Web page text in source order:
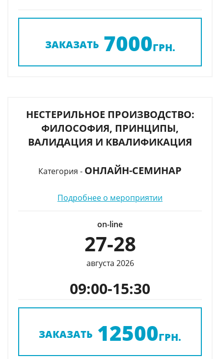
ЗАКАЗАТЬ 7000ГРН.
НЕСТЕРИЛЬНОЕ ПРОИЗВОДСТВО:
ФИЛОСОФИЯ, ПРИНЦИПЫ,
ВАЛИДАЦИЯ И КВАЛИФИКАЦИЯ
Категория - ОНЛАЙН-СЕМИНАР
Подробнее о мероприятии
on-line
27-28
августа 2026
09:00-15:30
ЗАКАЗАТЬ 12500ГРН.